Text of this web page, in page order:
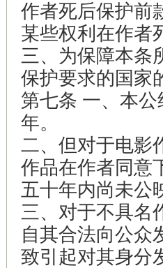
作者死后保护前
某些权利在作者
三、为保障本条
保护要求的国家
第七条 一、本
年。
二、但对于电影
作品在作者同意
五十年内尚未公
三、对于不具名
自其合法向公众
致引起对其身分